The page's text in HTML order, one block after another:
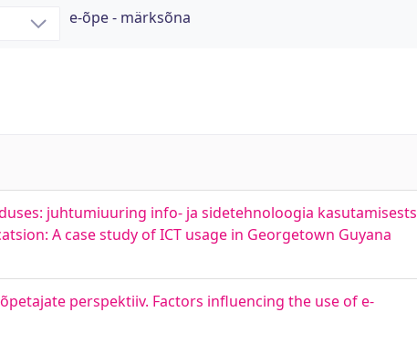
e-õpe - märksõna
juhtumiuuring info- ja sidetehnoloogia kasutamisests
A case study of ICT usage in Georgetown Guyana
perspektiiv. Factors influencing the use of e-